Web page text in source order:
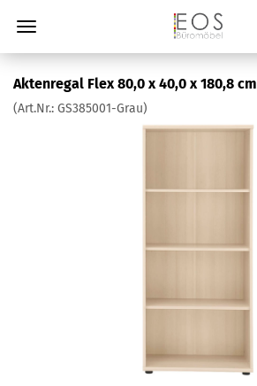
Aktenregal Flex 80,0 x 40,0 x 180,8 cm
(Art.Nr.: GS385001-Grau)